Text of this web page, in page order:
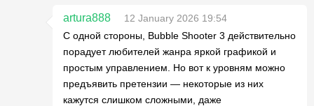
artura888
12 January 2026 19:54
С одной стороны, Bubble Shooter 3 действительно
порадует любителей жанра яркой графикой и
простым управлением. Но вот к уровням можно
предъявить претензии — некоторые из них
кажутся слишком сложными, даже